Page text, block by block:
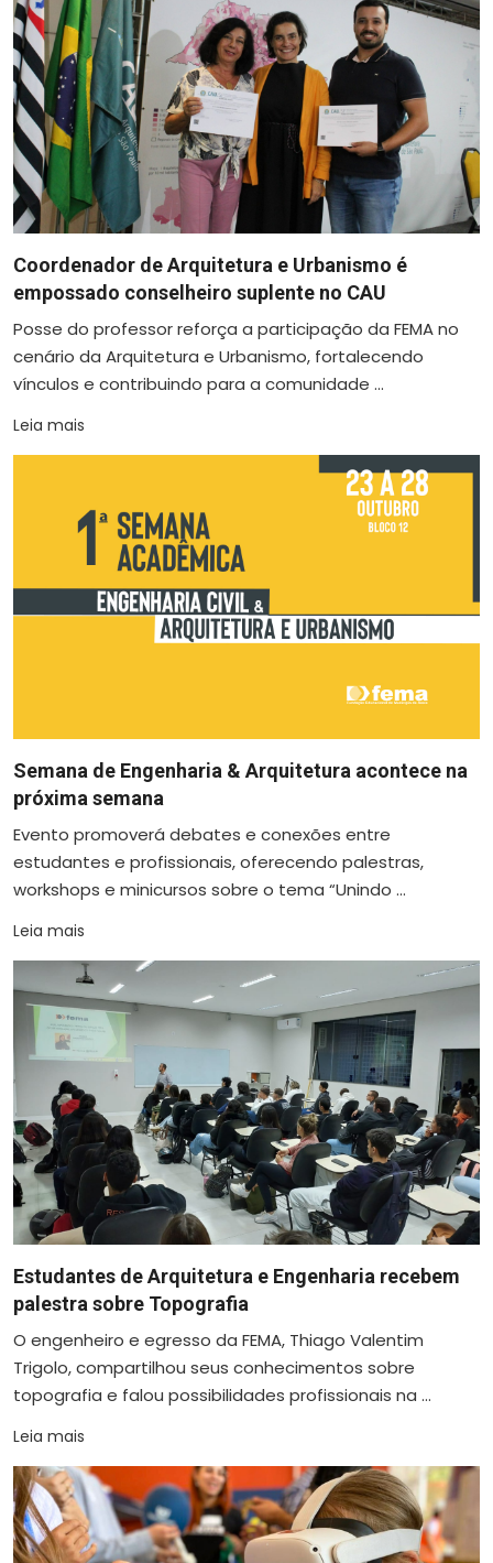
Coordenador de Arquitetura e Urbanismo é
empossado conselheiro suplente no CAU
Posse do professor reforça a participação da FEMA no
cenário da Arquitetura e Urbanismo, fortalecendo
vínculos e contribuindo para a comunidade ...
Leia mais
Semana de Engenharia & Arquitetura acontece na
próxima semana
Evento promoverá debates e conexões entre
estudantes e profissionais, oferecendo palestras,
workshops e minicursos sobre o tema “Unindo ...
Leia mais
Estudantes de Arquitetura e Engenharia recebem
palestra sobre Topografia
O engenheiro e egresso da FEMA, Thiago Valentim
Trigolo, compartilhou seus conhecimentos sobre
topografia e falou possibilidades profissionais na ...
Leia mais